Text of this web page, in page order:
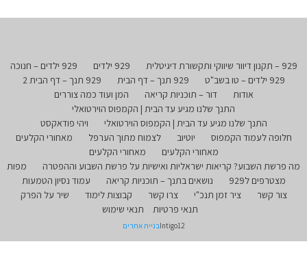
929 – תקנון דיוור שיווקי ותקשורת דיגיטלית 929 ילדים
929 ילדים – חנוכה
929 ילדים – טו בשב"ט
929 תנך – דף הבית
929 תנך – דף הבית 2
אודות
דור – תוכניות קריאה
המן ועוד כמה צוררים
התנך שלנו מגיע עד הבית | הקמפוס הוירטואלי
התנך שלנו מגיע עד הבית | הקמפוס הוירטואלי
ויהי פודאקסט
חלופה לעמוד הקמפוס
יוטיוב לצמוח מתוך הערפל
מאחורי הקלעים
מאחורי הקלעים
מאחורי הקלעים
מה פרשת השבוע? קריאות ישראליות ואישיות על פרשת השבוע וההפטרה
מפות
מצטרפים ל929
נושאים בתנך – תוכניות קריאה
עמוד נסיון הטמעות
צור קשר
ציר זמן תנכ"י צרו קשר קבוצות לימוד
שיר על הפרק
תנאי פרטיות
תנאי שימוש
Intigo12בניית אתרים